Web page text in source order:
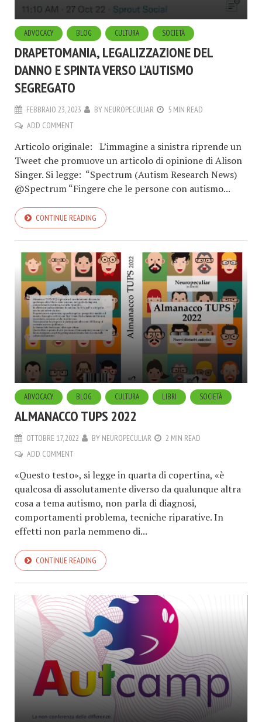
ADVOCACY BLOG CULTURA SOCIETÀ
DRAPETOMANIA, LEGALIZZAZIONE DEL
DANNO E SPINTA VERSO L’AUTISMO
SEGREGATO
FEBBRAIO 23, 2023 BY NEUROPECULIAR
5 MIN READ
ADD COMMENT
Articolo originale: L’immagine a sinistra riprende un
Tweet che promuove un articolo di opinione di Alison
Singer. Si legge: “Spectrum (Autism Research News)
@Spectrum “Fingere che le persone con autismo...
CONTINUE READING
ADVOCACY BLOG CULTURA LIBRI SOCIETÀ
ALMANACCO TUPS 2022
OTTOBRE 17, 2022 BY NEUROPECULIAR
2 MIN READ
ADD COMMENT
«Questo testo», si legge in quarta di copertina, «è
qualcosa di assolutamente diverso da qualunque altra
cosa a tema autismo, non parla di diagnosi,
comportamenti problema, tecniche riparative. In
effetti non parla nemmeno di...
CONTINUE READING